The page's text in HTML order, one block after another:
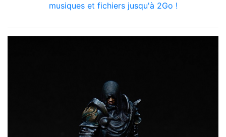
musiques et fichiers jusqu'à 2Go !